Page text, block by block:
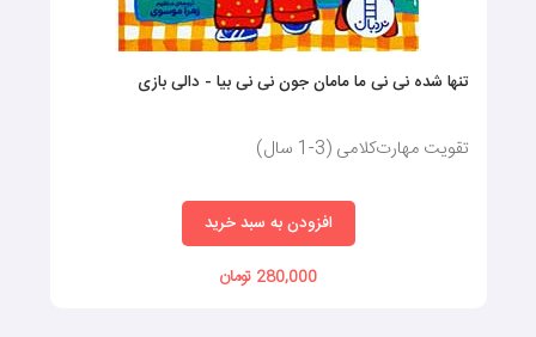
تنها شده نی نی ما مامان جون نی نی بیا - دالی بازی
تقویت مهارت‌کلامی (3-1 سال)
افزودن به سبد خرید
280,000 تومان